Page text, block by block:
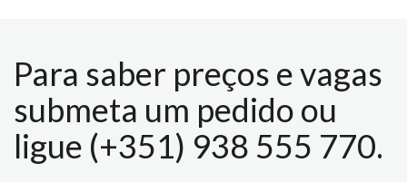
Para saber preços e vagas
submeta um pedido ou
ligue (+351) 938 555 770.